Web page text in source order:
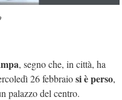
, segno che, in città, ha
26 febbraiosi è perso,
palazzo del centro.